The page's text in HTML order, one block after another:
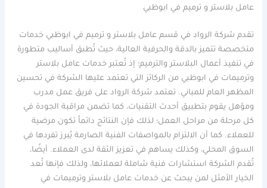
عامل بلاستر و ترميم في ابوظبي
تقدم شركة الرواد في قسم عامل بلاستر و ترميم في ابوظبي خدمات
متخصصة تتميز بالدقة والحرفية العالية، حيث تُطبق أساليب متطورة
في تنفيذ أعمال البلاستر والترميم؛ إذ تُعتبر خدمات عامل بلاستر
وترميمات في ابوظبي من الركائز التي تعتمد عليها الشركة في تحسين
المظهر العام للمباني. تعتمد شركة الرواد على فريق عمل مدرب
ومؤهل يقوم بتطبيق أحدث التقنيات، كما تضمن مراقبة الجودة في
كل مرحلة من مراحل العمل؛ لذلك فإن النتائج دائماً تكون مرضية
للعملاء. كما أن الالتزام بالمواصفات الفنية الصارمة يُبرز تفردها في
السوق المحلي، وكذلك يساهم في تعزيز الثقة لدى العملاء. أيضًا،
تُقدم الشركة استشارات فنية شاملة لعملائها، ولذلك فإنها تُعد
الخيار الأمثل لمن يبحث عن خدمات عامل بلاستر وترميمات في